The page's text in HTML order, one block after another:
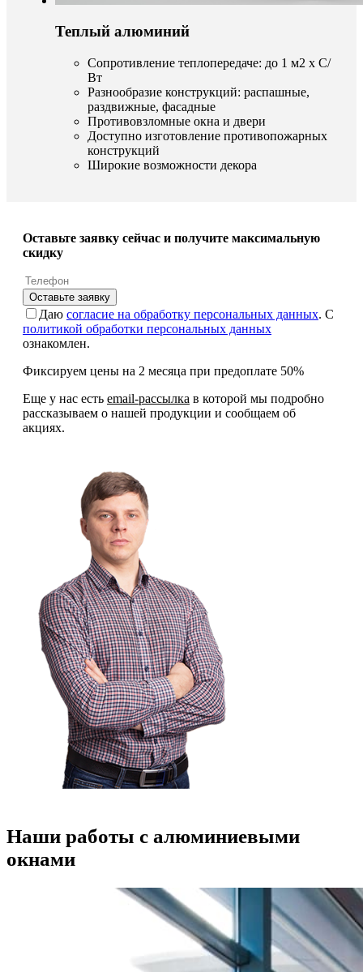
Теплый алюминий
Сопротивление теплопередаче: до 1 м2 х С/
Вт
Разнообразие конструкций: распашные,
раздвижные, фасадные
Противовзломные окна и двери
Доступно изготовление противопожарных
конструкций
Широкие возможности декора
Оставьте заявку сейчас и получите максимальную
скидку
Оставьте заявку
Даю согласие на обработку персональных данных. С
политикой обработки персональных данных
ознакомлен.
Фиксируем цены на 2 месяца при предоплате 50%
Еще у нас есть email-рассылка в которой мы подробно
рассказываем о нашей продукции и сообщаем об
акциях.
Наши работы с алюминиевыми
окнами